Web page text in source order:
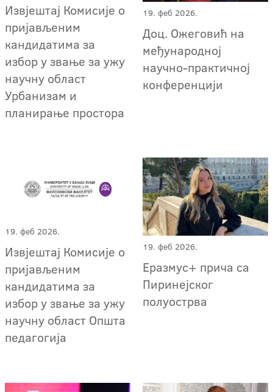
Извјештај Комисије о
пријављеним
кандидатима за
избор у звање за ужу
научну област
Урбанизам и
планирање простора
19. феб 2026.
Доц. Ожеговић на
међународној
научно-практичној
конференцији
19. феб 2026.
Извјештај Комисије о
пријављеним
кандидатима за
избор у звање за ужу
научну област Општа
педагогија
19. феб 2026.
Еразмус+ прича са
Пиринејског
полуострва